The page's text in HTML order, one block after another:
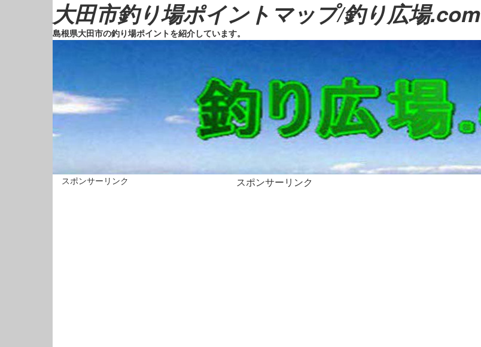
大田市釣り場ポイントマップ/釣り広場.com
島根県大田市の釣り場ポイントを紹介しています。
スポンサーリンク
スポンサーリンク